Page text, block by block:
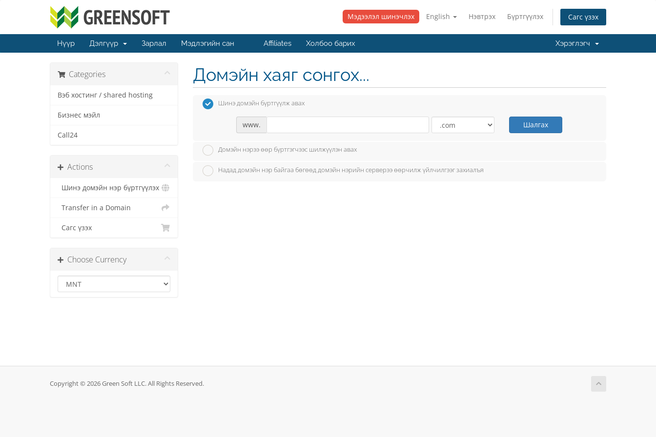
Мэдээлэл шинэчлэх English Нэвтрэх Бүртгүүлэх Сагс үзэх
Нүүр Дэлгүүр Зарлал Мэдлэгийн сан Affiliates Холбоо барих Хэрэглэгч
Categories
Вэб хостинг / shared hosting
Бизнес мэйл
Call24
Actions
Шинэ домэйн нэр бүртгүүлэх
Transfer in a Domain
Сагс үзэх
Choose Currency
Домэйн хаяг сонгох...
Шинэ домэйн бүртгүүлж авах
www. Шалгах
Домэйн нэрээ өөр бүртгэгчээс шилжүүлэн авах
Надад домэйн нэр байгаа бөгөөд домэйн нэрийн серверээ өөрчилж үйлчилгээг захиалъя
Copyright © 2026 Green Soft LLC. All Rights Reserved.